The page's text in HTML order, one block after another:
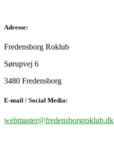
Adresse:
Fredensborg Roklub
Sørupvej 6
3480 Fredensborg
E-mail / Social Media:
webmaster@fredensborgroklub.dk